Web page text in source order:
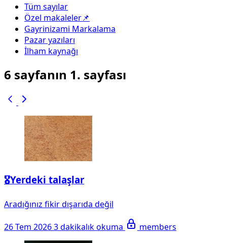
Tüm sayılar
Özel makaleler📌
Gayrinizami Markalama
Pazar yazıları
İlham kaynağı
6 sayfanın 1. sayfası
🎖️Yerdeki talaşlar
Aradığınız fikir dışarıda değil
26 Tem 20263 dakikalık okuma members